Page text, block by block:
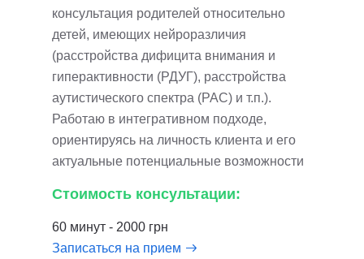
консультация родителей относительно
детей, имеющих нейроразличия
(расстройства дифицита внимания и
гиперактивности (РДУГ), расстройства
аутистического спектра (РАС) и т.п.).
Работаю в интегративном подходе,
ориентируясь на личность клиента и его
актуальные потенциальные возможности
Стоимость консультации:
60 минут - 2000 грн
Записаться на прием